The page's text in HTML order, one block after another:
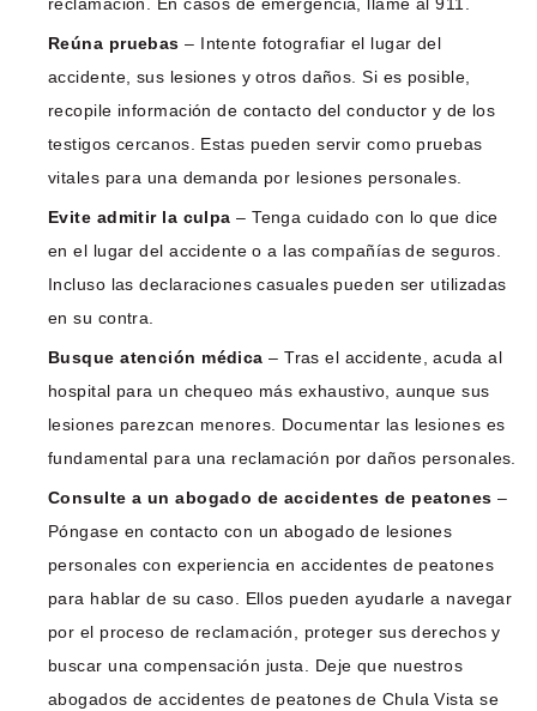
reclamación. En casos de emergencia, llame al 911.
Reúna pruebas – Intente fotografiar el lugar del
accidente, sus lesiones y otros daños. Si es posible,
recopile información de contacto del conductor y de los
testigos cercanos. Estas pueden servir como pruebas
vitales para una demanda por lesiones personales.
Evite admitir la culpa – Tenga cuidado con lo que dice
en el lugar del accidente o a las compañías de seguros.
Incluso las declaraciones casuales pueden ser utilizadas
en su contra.
Busque atención médica – Tras el accidente, acuda al
hospital para un chequeo más exhaustivo, aunque sus
lesiones parezcan menores. Documentar las lesiones es
fundamental para una reclamación por daños personales.
Consulte a un abogado de accidentes de peatones –
Póngase en contacto con un abogado de lesiones
personales con experiencia en accidentes de peatones
para hablar de su caso. Ellos pueden ayudarle a navegar
por el proceso de reclamación, proteger sus derechos y
buscar una compensación justa. Deje que nuestros
abogados de accidentes de peatones de Chula Vista se